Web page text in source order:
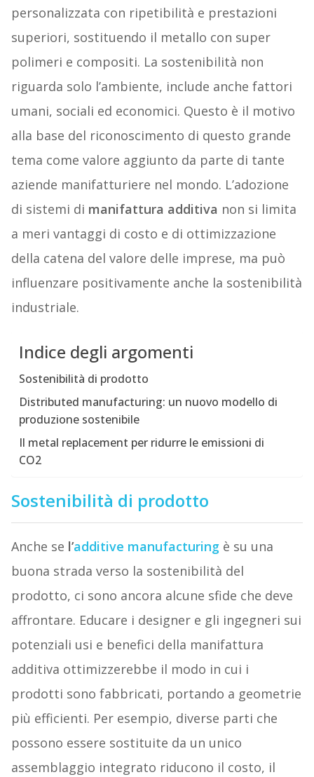
personalizzata con ripetibilità e prestazioni
superiori, sostituendo il metallo con super
polimeri e compositi. La sostenibilità non
riguarda solo l’ambiente, include anche fattori
umani, sociali ed economici. Questo è il motivo
alla base del riconoscimento di questo grande
tema come valore aggiunto da parte di tante
aziende manifatturiere nel mondo. L’adozione
di sistemi di manifattura additiva non si limita
a meri vantaggi di costo e di ottimizzazione
della catena del valore delle imprese, ma può
influenzare positivamente anche la sostenibilità
industriale.
Indice degli argomenti
Sostenibilità di prodotto
Distributed manufacturing: un nuovo modello di
produzione sostenibile
Il metal replacement per ridurre le emissioni di
CO2
Sostenibilità di prodotto
Anche se l’additive manufacturingè su una
buona strada verso la sostenibilità del
prodotto, ci sono ancora alcune sfide che deve
affrontare. Educare i designer e gli ingegneri sui
potenziali usi e benefici della manifattura
additiva ottimizzerebbe il modo in cui i
prodotti sono fabbricati, portando a geometrie
più efficienti. Per esempio, diverse parti che
possono essere sostituite da un unico
assemblaggio integrato riducono il costo, il